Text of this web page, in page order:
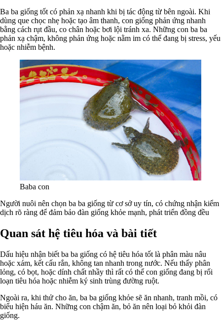
Ba ba giống tốt có phản xạ nhanh khi bị tác động từ bên ngoài. Khi
dùng que chọc nhẹ hoặc tạo âm thanh, con giống phản ứng nhanh
bằng cách rụt đầu, co chân hoặc bơi lội tránh xa. Những con ba ba
phản xạ chậm, không phản ứng hoặc nằm im có thể đang bị stress, yếu
hoặc nhiễm bệnh.
Baba con
Người nuôi nên chọn ba ba giống từ cơ sở uy tín, có chứng nhận kiểm
dịch rõ ràng để đảm bảo đàn giống khỏe mạnh, phát triển đồng đều
Quan sát hệ tiêu hóa và bài tiết
Dấu hiệu nhận biết ba ba giống có hệ tiêu hóa tốt là phân màu nâu
hoặc xám, kết cấu rắn, không tan nhanh trong nước. Nếu thấy phân
lỏng, có bọt, hoặc dính chất nhầy thì rất có thể con giống đang bị rối
loạn tiêu hóa hoặc nhiễm ký sinh trùng đường ruột.
Ngoài ra, khi thử cho ăn, ba ba giống khỏe sẽ ăn nhanh, tranh mồi, có
biểu hiện háu ăn. Những con chậm ăn, bỏ ăn nên loại bỏ khỏi đàn
giống.